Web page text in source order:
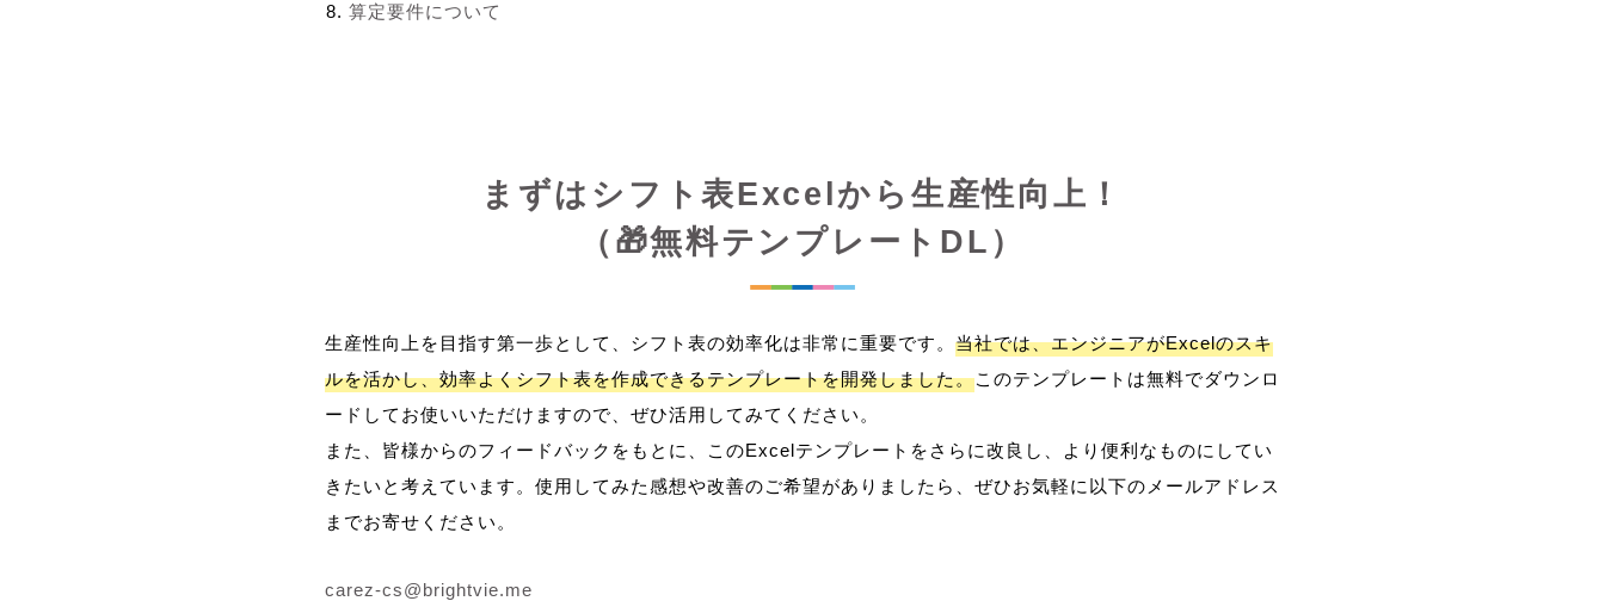
算定要件について
まずはシフト表Excelから生産性向上！
（🎁無料テンプレートDL）
生産性向上を目指す第一歩として、シフト表の効率化は非常に重要です。 当社では、エンジニアがExcelのスキ
ルを活かし、効率よくシフト表を作成できるテンプレートを開発しました。このテンプレートは無料でダウンロ
ードしてお使いいただけますので、ぜひ活用してみてください。
また、皆様からのフィードバックをもとに、このExcelテンプレートをさらに改良し、より便利なものにしてい
きたいと考えています。使用してみた感想や改善のご希望がありましたら、ぜひお気軽に以下のメールアドレス
までお寄せください。
carez-cs@brightvie.me